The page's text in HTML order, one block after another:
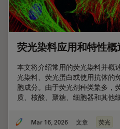
荧光染料应用和特性概
本文将介绍常用的荧光染料并概
光染料、荧光蛋白或使用抗体的
胞成分。由于荧光剂种类繁多，
质、核酸、聚糖、细胞器和其他
Mar 16, 2026 文章 荧光